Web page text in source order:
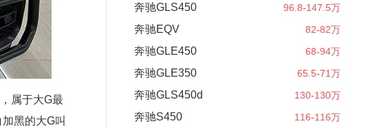
属于大G最
黑的大G叫
奔驰GLS450 96.8-147.5万
奔驰EQV 82-82万
奔驰GLE450 68-94万
奔驰GLE350 65.5-71万
奔驰GLS450d 130-130万
奔驰S450 116-116万